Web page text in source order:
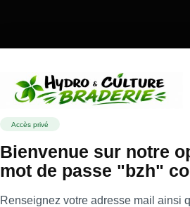
Accès privé
Bienvenue sur notre
mot de passe "bzh"
Renseignez votre adresse mail ainsi